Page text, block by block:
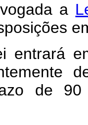
a
entrará
de